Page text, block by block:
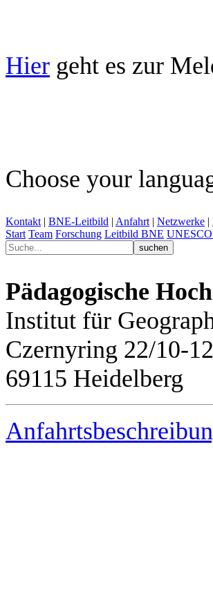
Hier geht es zur
Choose your
Kontakt | BNE-Leitbild | Anfahrt | Netzwerke |
Start Team Forschung Leitbild BNE
Pädagogische
Institut für
Czernyring 22/10-12
69115 Heidelberg